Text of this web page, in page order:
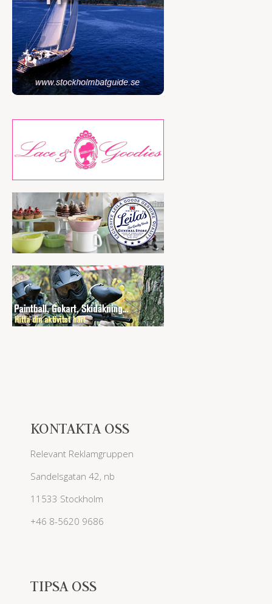
KONTAKTA OSS
Relevant Reklamgruppen
Sandelsgatan 42, nb
11533 Stockholm
+46 8-5620 9686
TIPSA OSS